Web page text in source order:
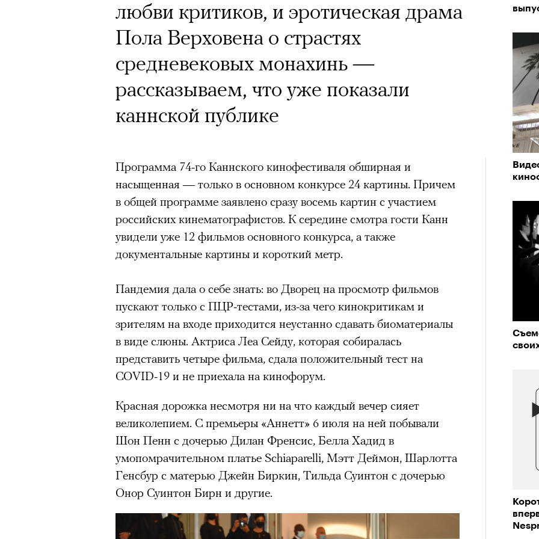
любви критиков, и эротическая драма
Пола Верховена о страстях
средневековых монахинь —
рассказываем, что уже показали
каннской публике
Программа 74-го Каннского кинофестиваля обширная и
насыщенная — только в основном конкурсе 24 картины. Причем
в общей программе заявлено сразу восемь картин с участием
российских кинематографистов. К середине смотра гости Канн
увидели уже 12 фильмов основного конкурса, а также
документальные картины и короткий метр.
Пандемия дала о себе знать: во Дворец на просмотр фильмов
пускают только с ПЦР-тестами, из-за чего кинокритикам и
зрителям на входе приходится неустанно сдавать биоматериалы
в виде слюны. Актриса Леа Сейду, которая собиралась
представить четыре фильма, сдала положительный тест на
COVID-19 и не приехала на кинофорум.
Красная дорожка несмотря ни на что каждый вечер сияет
великолепием. С премьеры «Аннетт» 6 июля на ней побывали
Шон Пенн с дочерью Дилан Френсис, Белла Хадид в
умопомрачительном платье Schiaparelli, Мэтт Деймон, Шарлотта
Генсбур с матерью Джейн Биркин, Тильда Суинтон с дочерью
Онор Суинтон Бирн и другие.
в
горы становится последним, а другие
готовы снова рисковать жизнью?
Психологи и альпинисты объясняют, как
высота меняет человека и почему к ней
тянет с новой силой
Подписывайтесь на телеграм-канал «РБК Стиль»
Главное
Горы привлекают людей состоянием предельной
концентрации, в которомисчезает информационный шуми
остается только настоящий момент.
Экстремальные нагрузки вызывают
гормонов, из-за чего мозг запоминает восхождение как один
Для многих альпинизм становится способом выйти из
рутины, перезагрузиться и
почувствовать контроль над собой
Совместное преодоление опасности в горах создает между
людьми особеннопрочные связи и чувство доверия.
Наука не подтверждает существование «гена высоты», но
признает, чток альпинизму чаще тянутся люди с высокой
устойчивостью к стрессуи готовностью к риску.